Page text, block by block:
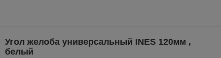
Угол желоба универсальный INES 120мм ,
белый